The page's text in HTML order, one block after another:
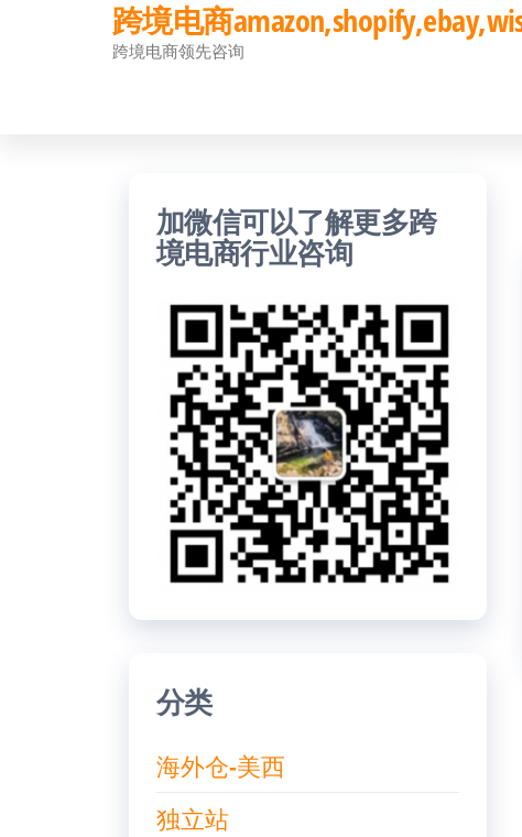
跨境电商
跨境电商领先咨询
加微信可以了解更多跨
境电商行业咨询
分类
海外仓-美西
独立站